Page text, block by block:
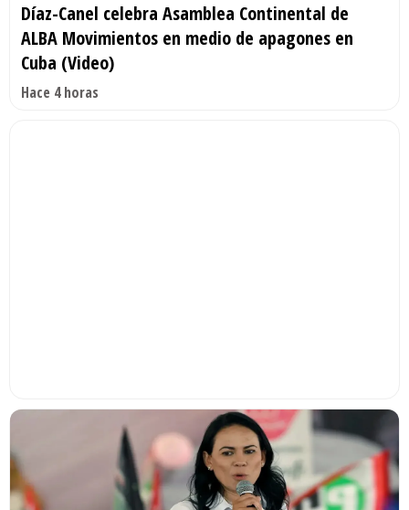
Díaz-Canel celebra Asamblea Continental de
ALBA Movimientos en medio de apagones en
Cuba (Video)
Hace 4 horas